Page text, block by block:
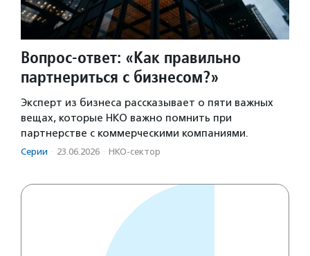
Вопрос-ответ: «Как правильно
партнериться с бизнесом?»
Эксперт из бизнеса рассказывает о пяти важных
вещах, которые НКО важно помнить при
партнерстве с коммерческими компаниями.
Серии · 23.06.2026 · НКО-сектор